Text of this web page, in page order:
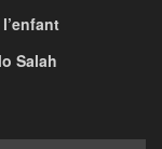
Salah